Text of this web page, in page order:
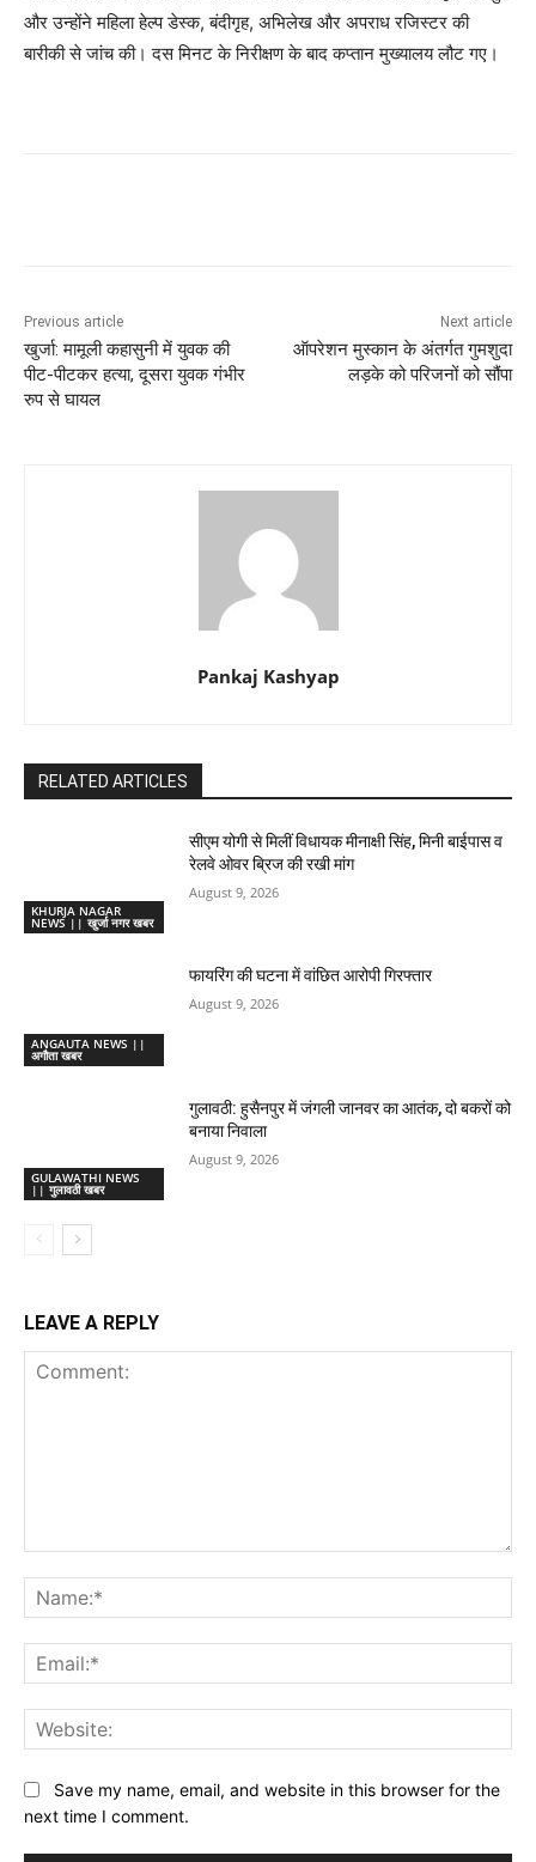
और उन्होंने महिला हेल्प डेस्क, बंदीगृह, अभिलेख और अपराध रजिस्टर की
बारीकी से जांच की। दस मिनट के निरीक्षण के बाद कप्तान मुख्यालय लौट गए।
Previous article
खुर्जा: मामूली कहासुनी में युवक की
पीट-पीटकर हत्या, दूसरा युवक गंभीर
रुप से घायल
Next article
ऑपरेशन मुस्कान के अंतर्गत गुमशुदा
लड़के को परिजनों को सौंपा
Pankaj Kashyap
RELATED ARTICLES
KHURJA NAGAR
NEWS || खुर्जा नगर खबर
सीएम योगी से मिलीं विधायक मीनाक्षी सिंह, मिनी बाईपास व
रेलवे ओवर ब्रिज की रखी मांग
August 9, 2026
ANGAUTA NEWS ||
अगौता खबर
फायरिंग की घटना में वांछित आरोपी गिरफ्तार
August 9, 2026
GULAWATHI NEWS
|| गुलावठी खबर
गुलावठी: हुसैनपुर में जंगली जानवर का आतंक, दो बकरों को
बनाया निवाला
August 9, 2026
LEAVE A REPLY
Save my name, email, and website in this browser for the
next time I comment.